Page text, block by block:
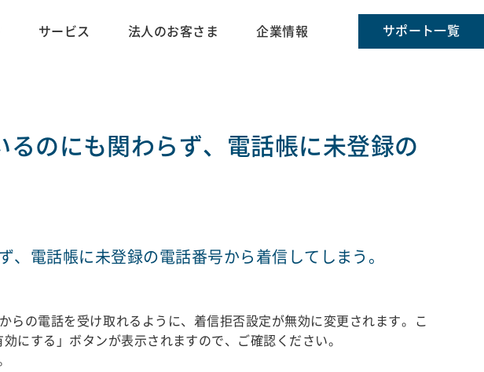
サービス 法人のお客さま 企業情報 サポート一覧
のにも関わらず、電話帳に未登録の
電話帳に未登録の電話番号から着信してしまう。
の電話を受け取れるように、着信拒否設定が無効に変更されます。こ
にする」ボタンが表示されますので、ご確認ください。